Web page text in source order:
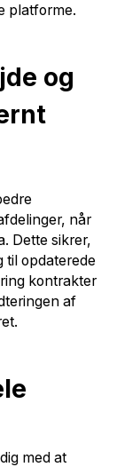
platforme.
og
når
Dette sikrer,
til opdaterede
kontrakter
af
med at